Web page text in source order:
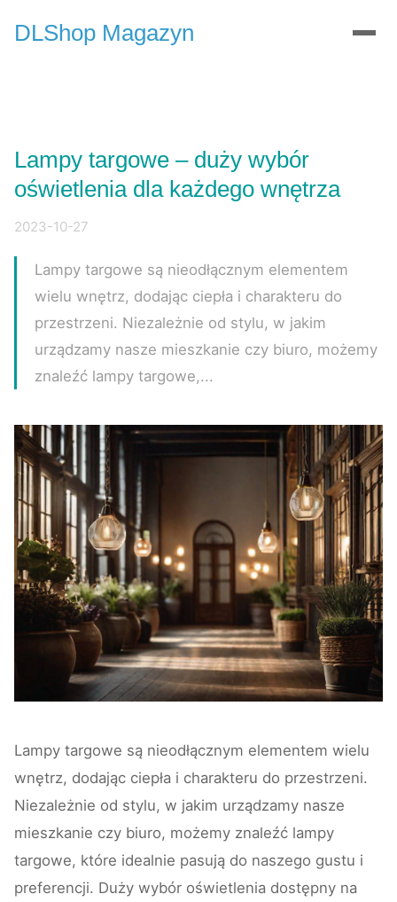
DLShop Magazyn
Lampy targowe – duży wybór
oświetlenia dla każdego wnętrza
2023-10-27
Lampy targowe są nieodłącznym elementem
wielu wnętrz, dodając ciepła i charakteru do
przestrzeni. Niezależnie od stylu, w jakim
urządzamy nasze mieszkanie czy biuro, możemy
znaleźć lampy targowe,...
Lampy targowe są nieodłącznym elementem wielu
wnętrz, dodając ciepła i charakteru do przestrzeni.
Niezależnie od stylu, w jakim urządzamy nasze
mieszkanie czy biuro, możemy znaleźć lampy
targowe, które idealnie pasują do naszego gustu i
preferencji. Duży wybór oświetlenia dostępny na